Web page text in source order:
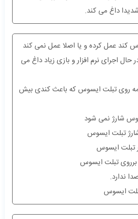
داغ می کند.
کند عمل کرده و یا اصلا عمل نمی کند
اجرای نرم افزار و بازی زیاد داغ می
روی تبلت ایسوس که باعث کندی بیش
شارژ نمی شود
تبلت ایسوس
تبلت ایسوس
تبلت ایسوس
ندارد.
ایسوس